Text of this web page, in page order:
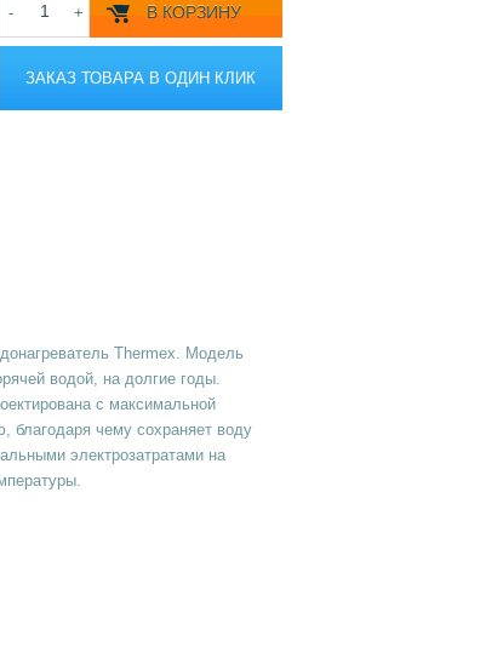
- + В КОРЗИНУ
ЗАКАЗ ТОВАРА В ОДИН КЛИК
Thermex. Модель
водой, на долгие годы.
с максимальной
благодаря чему сохраняет воду
электрозатратами на